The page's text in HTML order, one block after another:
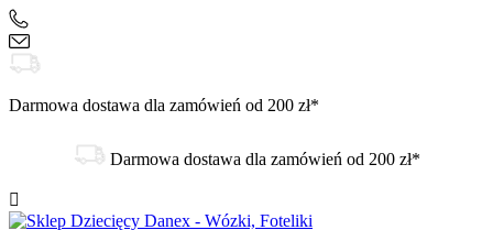
Darmowa dostawa dla zamówień od 200 zł*
Darmowa dostawa dla zamówień od 200 zł*
